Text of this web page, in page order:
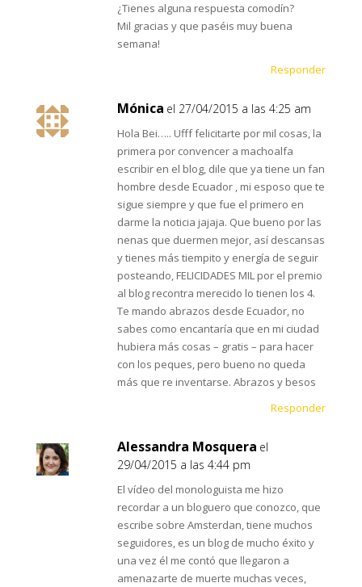
¿Tienes alguna respuesta comodín?
Mil gracias y que paséis muy buena
semana!
Responder
Mónica el 27/04/2015 a las 4:25 am
Hola Bei….. Ufff felicitarte por mil cosas, la
primera por convencer a machoalfa
escribir en el blog, dile que ya tiene un fan
hombre desde Ecuador , mi esposo que te
sigue siempre y que fue el primero en
darme la noticia jajaja. Que bueno por las
nenas que duermen mejor, así descansas
y tienes más tiempito y energía de seguir
posteando, FELICIDADES MIL por el premio
al blog recontra merecido lo tienen los 4.
Te mando abrazos desde Ecuador, no
sabes como encantaría que en mi ciudad
hubiera más cosas – gratis – para hacer
con los peques, pero bueno no queda
más que re inventarse. Abrazos y besos
Responder
Alessandra Mosquera el
29/04/2015 a las 4:44 pm
El vídeo del monologuista me hizo
recordar a un bloguero que conozco, que
escribe sobre Amsterdan, tiene muchos
seguidores, es un blog de mucho éxito y
una vez él me contó que llegaron a
amenazarte de muerte muchas veces,